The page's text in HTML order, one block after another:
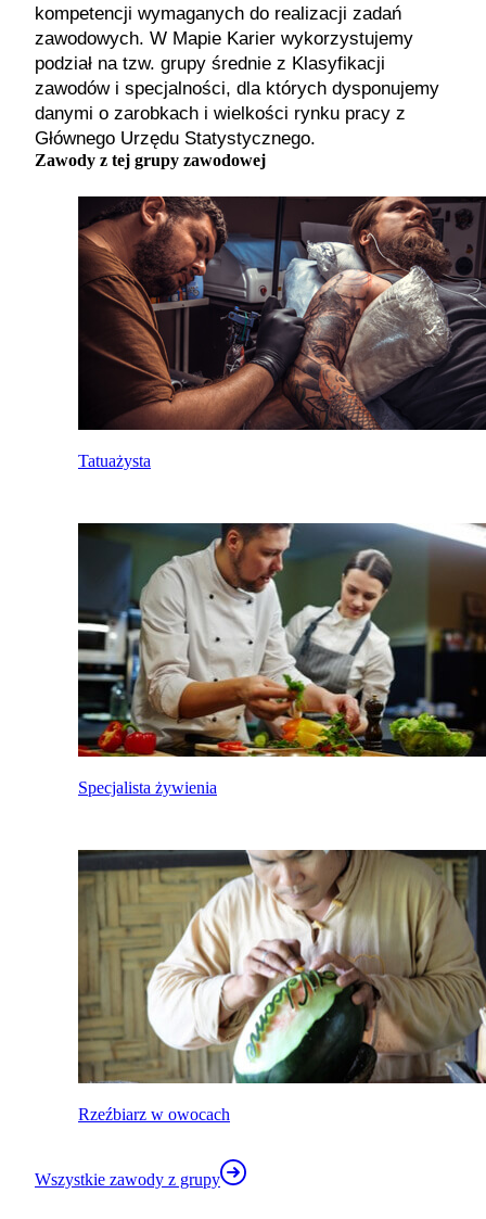
kompetencji wymaganych do realizacji zadań
zawodowych. W Mapie Karier wykorzystujemy
podział na tzw. grupy średnie z Klasyfikacji
zawodów i specjalności, dla których dysponujemy
danymi o zarobkach i wielkości rynku pracy z
Głównego Urzędu Statystycznego.
Zawody z tej grupy zawodowej
Tatuażysta
Specjalista żywienia
Rzeźbiarz w owocach
Wszystkie zawody z grupy